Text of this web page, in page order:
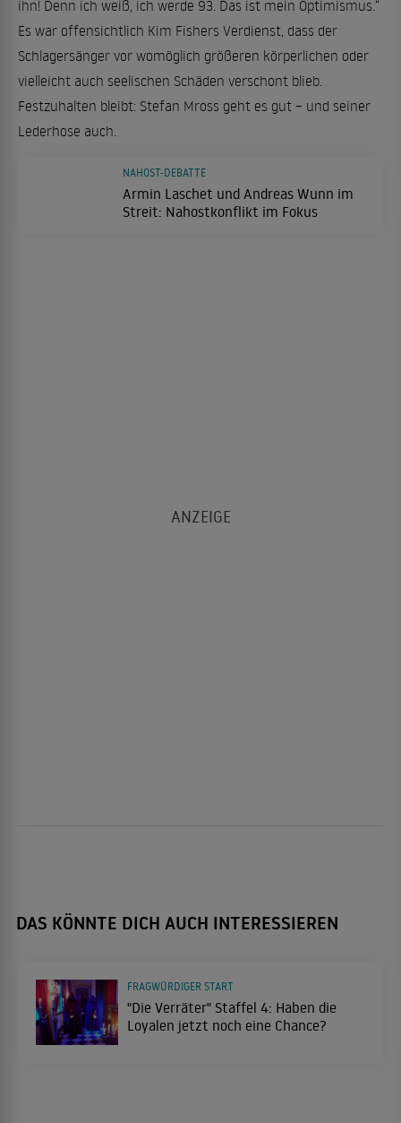
ihn! Denn ich weiß, ich werde 93. Das ist mein Optimismus.“
Es war offensichtlich Kim Fishers Verdienst, dass der
Schlagersänger vor womöglich größeren körperlichen oder
vielleicht auch seelischen Schäden verschont blieb.
Festzuhalten bleibt: Stefan Mross geht es gut – und seiner
Lederhose auch.
Armin Laschet und Andreas Wunn im
Streit: Nahostkonflikt im Fokus
NAHOST-DEBATTE
DAS KÖNNTE DICH AUCH INTERESSIEREN
"Die Verräter" Staffel 4: Haben die
Loyalen jetzt noch eine Chance?
FRAGWÜRDIGER START